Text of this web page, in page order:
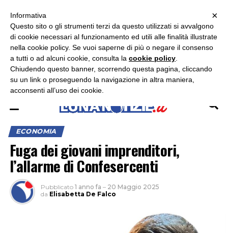
ASCOLTA RADIO LUNA
ECONOMIA
Fuga dei giovani imprenditori,
l’allarme di Confesercenti
Pubblicato 1 anno fa – 20 Maggio 2025
da Elisabetta De Falco
×
×
Informativa
Questo sito o gli strumenti terzi da questo utilizzati si avvalgono
di cookie necessari al funzionamento ed utili alle finalità illustrate
nella cookie policy. Se vuoi saperne di più o negare il consenso
a tutti o ad alcuni cookie, consulta la cookie policy
Chiudendo questo banner, scorrendo questa pagina, cliccando
su un link o proseguendo la navigazione in altra maniera,
acconsenti all’uso dei cookie.